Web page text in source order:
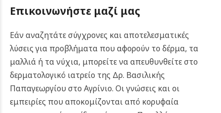
Επικοινωνήστε μαζί μας
Εάν αναζητάτε σύγχρονες και αποτελεσματικές
λύσεις για προβλήματα που αφορούν το δέρμα, τα
μαλλιά ή τα νύχια, μπορείτε να απευθυνθείτε στο
δερματολογικό ιατρείο της Δρ. Βασιλικής
Παπαγεωργίου στο Αγρίνιο. Οι γνώσεις και οι
εμπειρίες που αποκομίζονται από κορυφαία